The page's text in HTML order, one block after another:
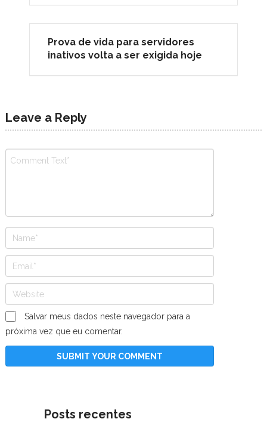
Prova de vida para servidores
inativos volta a ser exigida hoje
Leave a Reply
Salvar meus dados neste navegador para a
próxima vez que eu comentar.
Posts recentes